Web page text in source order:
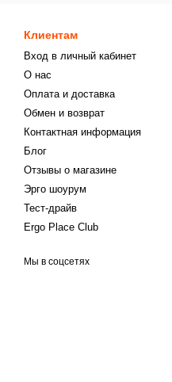
Клиентам
Вход в личный кабинет
О нас
Оплата и доставка
Обмен и возврат
Контактная информация
Блог
Отзывы о магазине
Эрго шоурум
Тест-драйв
Ergo Place Club
Мы в соцсетях